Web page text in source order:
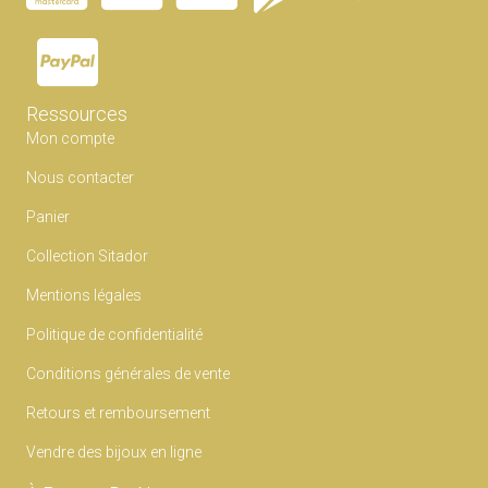
la
Ressources
Mon compte
Nous contacter
Panier
Collection Sitador
Mentions légales
Politique de confidentialité
Conditions générales de vente
Retours et remboursement
Vendre des bijoux en ligne